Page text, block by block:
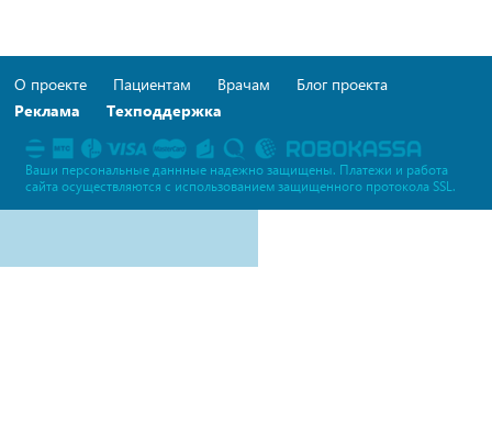
О проекте Пациентам Врачам
Блог проекта
Реклама
Техподдержка
Ваши персональные даннные надежно защищены. Платежи и работа
сайта осуществляются c использованием защищенного протокола SSL.